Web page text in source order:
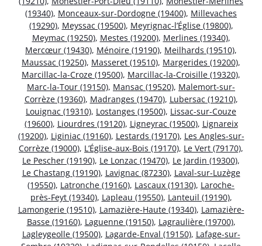
(19340), Monceaux-sur-Dordogne (19400), Millevaches
(19290), Meyssac (19500), Meyrignac-l’Église (19800),
Meymac (19250), Mestes (19200), Merlines (19340),
Mercœur (19430), Ménoire (19190), Meilhards (19510),
Maussac (19250), Masseret (19510), Margerides (19200),
Marcillac-la-Croze (19500), Marcillac-la-Croisille (19320),
Marc-la-Tour (19150), Mansac (19520), Malemort-sur-
Corrèze (19360), Madranges (19470), Lubersac (19210),
Louignac (19310), Lostanges (19500), Lissac-sur-Couze
(19600), Liourdres (19120), Ligneyrac (19500), Lignareix
(19200), Liginiac (19160), Lestards (19170), Les Angles-sur-
Corrèze (19000), L’Église-aux-Bois (19170), Le Vert (79170),
Le Pescher (19190), Le Lonzac (19470), Le Jardin (19300),
Le Chastang (19190), Lavignac (87230), Laval-sur-Luzège
(19550), Latronche (19160), Lascaux (19130), Laroche-
près-Feyt (19340), Lapleau (19550), Lanteuil (19190),
Lamongerie (19510), Lamazière-Haute (19340), Lamazière-
Basse (19160), Laguenne (19150), Lagraulière (19700),
Lagleygeolle (19500), Lagarde-Enval (19150), Lafage-sur-